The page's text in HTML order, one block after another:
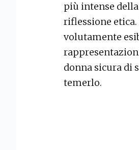
più intense
riflessione
volutamente
donna sicura di
temerlo.